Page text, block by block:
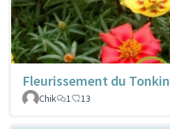
Fleurissement du Tonkin
Chik
1 13